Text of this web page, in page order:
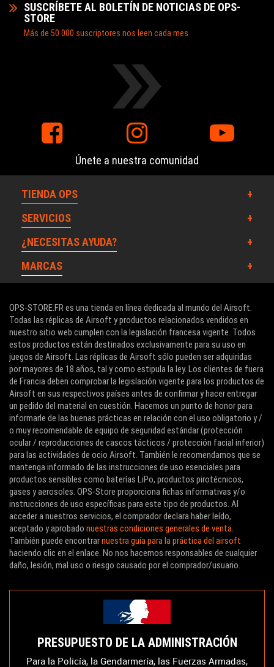
SUSCRÍBETE AL BOLETÍN DE NOTICIAS DE OPS-
STORE
Más de 50.000 suscriptores nos leen cada mes
Únete a nuestra comunidad
TIENDA OPS
SERVICIOS
¿NECESITAS AYUDA?
MARCAS
OPS-STORE.FR es una tienda en línea dedicada al mundo del Airsoft.
Todas las réplicas de Airsoft y productos relacionados vendidos en
nuestro sitio web cumplen con la legislación francesa vigente. Todos
estos productos están destinados exclusivamente para su uso en
juegos de Airsoft. Las réplicas de Airsoft sólo pueden ser adquiridas
por mayores de 18 años, tal y como estipula la ley. Los clientes de fuera
de Francia deben comprobar la legislación vigente para los productos de
Airsoft en sus respectivos países antes de confirmar y hacer entregar
un pedido del material en cuestión. Hacemos un punto de honor para
informarle de las buenas prácticas en relación con el uso obligatorio y /
o muy recomendable de equipo de seguridad estándar (protección
ocular / reproducciones de cascos tácticos / protección facial inferior)
para las actividades de ocio Airsoft. También le recomendamos que se
mantenga informado de las instrucciones de uso esenciales para
productos sensibles como baterías LiPo, productos pirotécnicos,
gases y aerosoles. OPS-Store proporciona fichas informativas y/o
instrucciones de uso específicas para este tipo de productos. Al
acceder a nuestros servicios, el comprador declara haber leído,
aceptado y aprobado nuestras condiciones generales de venta.
También puede encontrarnuestra guía para la práctica del airsoft
haciendo clic en el enlace. No nos hacemos responsables de cualquier
daño, lesión, mal uso o riesgo causado por el comprador/usuario.
PRESUPUESTO DE LA ADMINISTRACIÓN
Para la Policía, la Gendarmería, las Fuerzas Armadas,